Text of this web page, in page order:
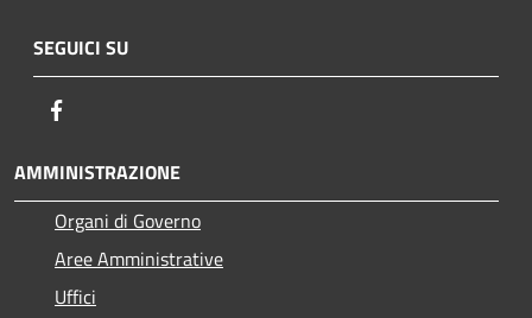
SEGUICI SU
AMMINISTRAZIONE
Organi di Governo
Aree Amministrative
Uffici